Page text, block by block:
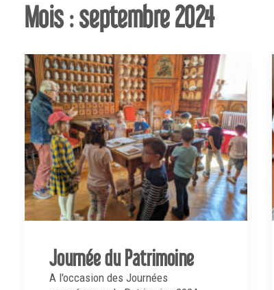
Mois : septembre 2024
Journée du Patrimoine
A l'occasion des Journées